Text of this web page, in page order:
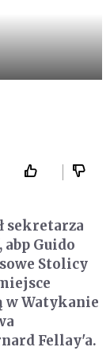
sekretarza
Guido
Stolicy
w Watykanie
Fellay'a.